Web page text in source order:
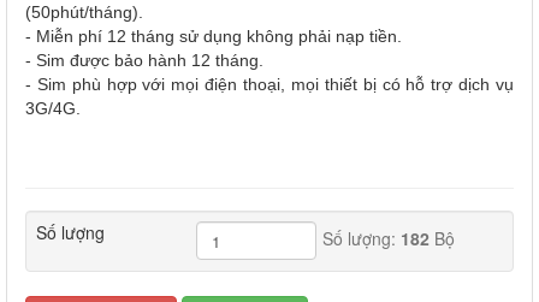
(50phút/tháng).
- Miễn phí 12 tháng sử dụng không phải nạp tiền.
- Sim được bảo hành 12 tháng.
- Sim phù hợp với mọi điện thoại, mọi thiết bị có hỗ trợ dịch vụ
3G/4G.
Số lượng Số lượng: 182 Bộ